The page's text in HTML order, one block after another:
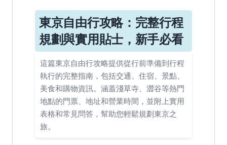
東京自由行攻略：完整行程
規劃與實用貼士，新手必看
這篇東京自由行攻略提供從行前準備到行程
執行的完整指南，包括交通、住宿、景點、
美食和購物資訊。涵蓋淺草寺、澀谷等熱門
地點的門票、地址和營業時間，並附上實用
表格和常見問答，幫助您輕鬆規劃東京之
旅。